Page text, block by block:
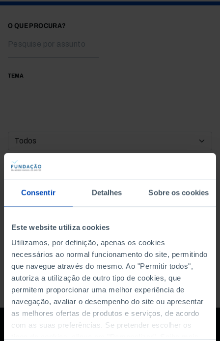
Consentir Detalhes Sobre os cookies
Este website utiliza cookies
Utilizamos, por definição, apenas os cookies
necessários ao normal funcionamento do site, permitindo
que navegue através do mesmo. Ao "Permitir todos",
autoriza a utilização de outro tipo de cookies, que
permitem proporcionar uma melhor experiência de
navegação, avaliar o desempenho do site ou apresentar
as melhores ofertas de produtos e serviços, de acordo
com as suas preferências. Se pretender escolher os
O QUE PROCURA?
TEMA
DATA DE INÍCIO
DATA DE FIM